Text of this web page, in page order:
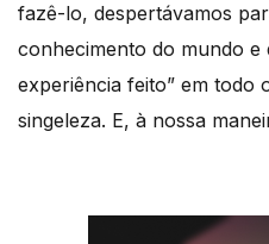
fazê-lo, despertávamos
conhecimento do mundo e
experiência feito” em todo
singeleza. E, à nossa